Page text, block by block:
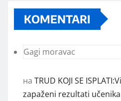
KOMENTARI
Gagi moravac
на TRUD KOJI SE
zapaženi rezultati